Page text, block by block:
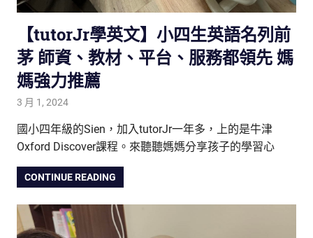
【tutorJr學英文】小四生英語名列前
茅 師資、教材、平台、服務都領先 媽
媽強力推薦
3 月 1, 2024
國小四年級的Sien，加入tutorJr一年多，上的是牛津
Oxford Discover課程。來聽聽媽媽分享孩子的學習心
CONTINUE READING